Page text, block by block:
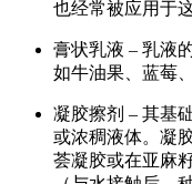
也经常被应用于
膏状乳液 – 乳液
如牛油果、蓝莓
凝胶擦剂 – 其基
或浓稠液体。凝
荟凝胶或在亚麻